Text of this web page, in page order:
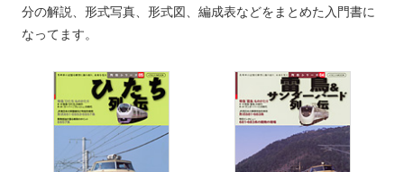
分の解説、形式写真、形式図、編成表などをまとめた入門書に
なってます。